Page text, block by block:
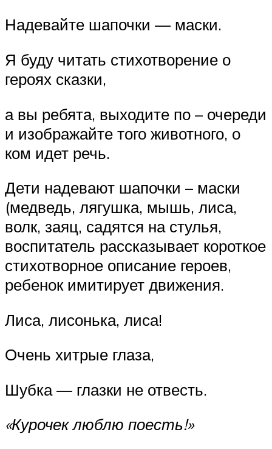
Надевайте шапочки — маски.
Я буду читать стихотворение о
героях сказки,
а вы ребята, выходите по – очереди
и изображайте того животного, о
ком идет речь.
Дети надевают шапочки – маски
(медведь, лягушка, мышь, лиса,
волк, заяц, садятся на стулья,
воспитатель рассказывает короткое
стихотворное описание героев,
ребенок имитирует движения.
Лиса, лисонька, лиса!
Очень хитрые глаза,
Шубка — глазки не отвесть.
«Курочек люблю поесть!»